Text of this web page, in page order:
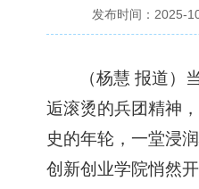
发布时间：2025-
（杨慧 报道）
逅滚烫的兵团精神
史的年轮，一堂浸
创新创业学院悄然开